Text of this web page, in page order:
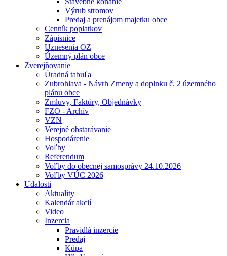
Výrub stromov
Predaj a prenájom majetku obce
Cenník poplatkov
Zápisnice
Uznesenia OZ
Územný plán obce
Zverejňovanie
Úradná tabuľa
Zubrohlava - Návrh Zmeny a doplnku č. 2 územného
plánu obce
Zmluvy, Faktúry, Objednávky
FZO - Archív
VZN
Verejné obstarávanie
Hospodárenie
Voľby
Referendum
Voľby do obecnej samosprávy 24.10.2026
Voľby VÚC 2026
Udalosti
Aktuality
Kalendár akcií
Video
Inzercia
Pravidlá inzercie
Predaj
Kúpa